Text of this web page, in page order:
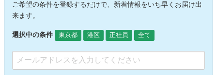
ご希望の条件を登録するだけで、新着情報をいち早くお届け出
来ます。
選択中の条件 東京都 港区 正社員 全て